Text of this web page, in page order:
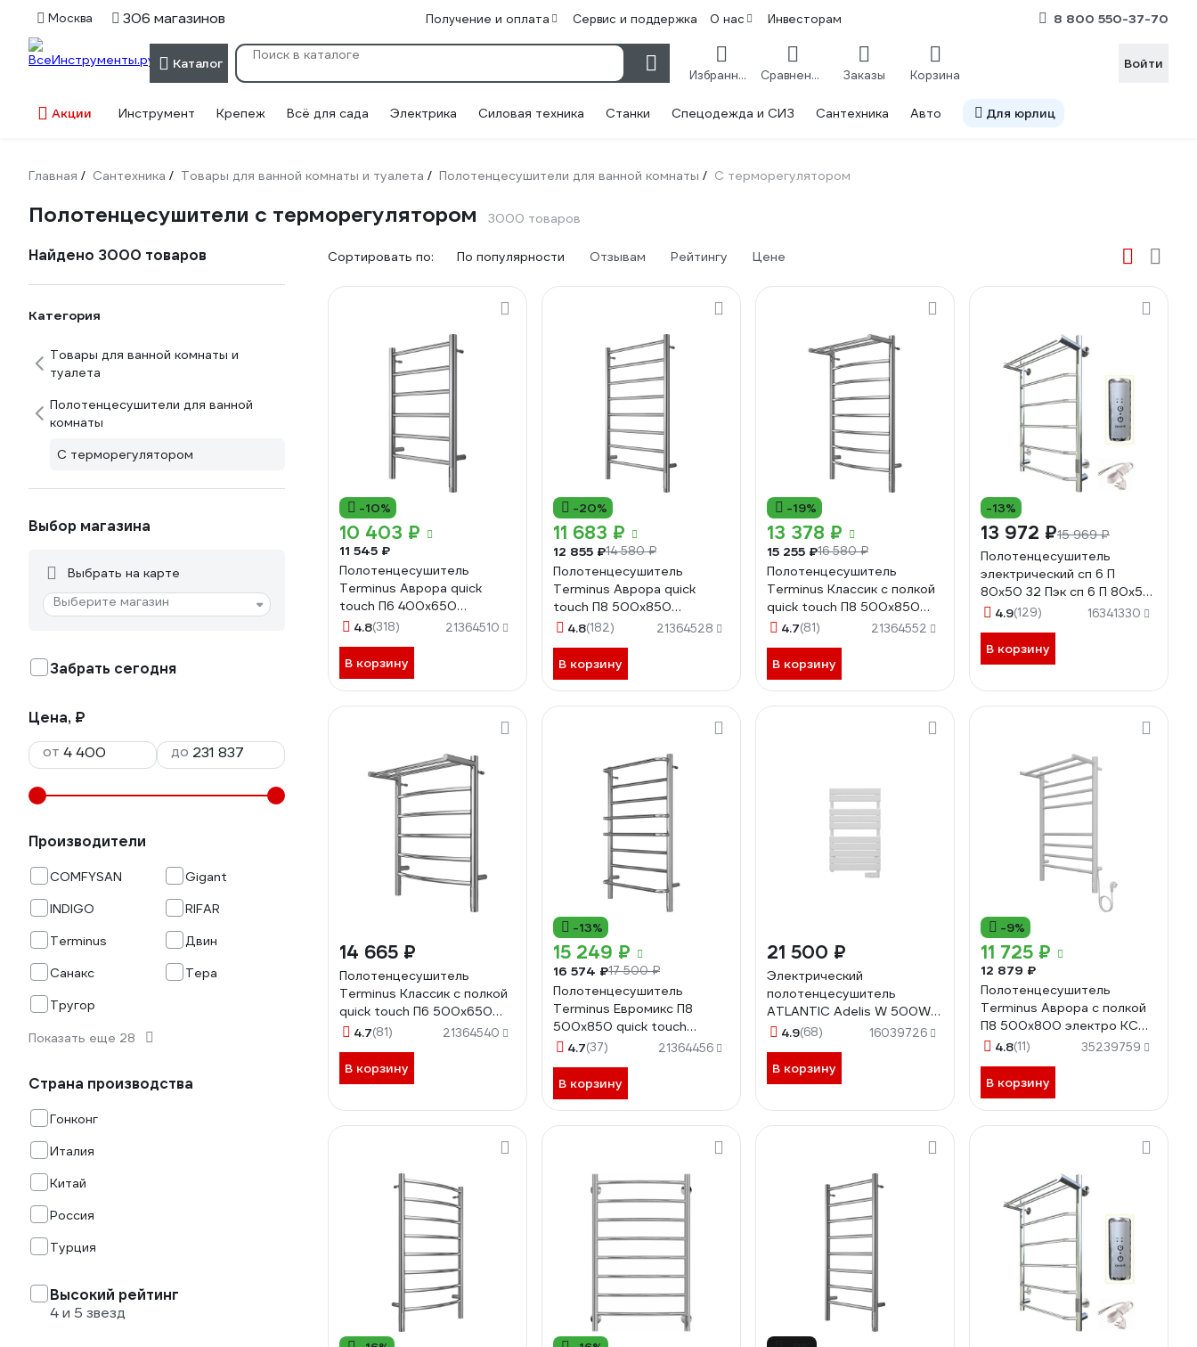
Москва 306 магазинов Получение и оплата Сервис и поддержка О нас Инвесторам 8 800 550-37-70
Каталог
Избранное Сравнение Заказы Корзина
Войти
Акции Инструмент Крепеж Всё для сада Электрика Силовая техника Станки Спецодежда и СИЗ Сантехника Авто Для юрлиц
Главная / Сантехника / Товары для ванной комнаты и туалета / Полотенцесушители для ванной комнаты / С терморегулятором
Полотенцесушители с терморегулятором 3000 товаров
Найдено 3000 товаров
Категория
Товары для ванной комнаты и
туалета
Полотенцесушители для ванной
комнаты
С терморегулятором
Выбор магазина
Выбрать на карте
Выберите магазин
Забрать сегодня
Цена, ₽
от
до
Производители
COMFYSAN
Gigant
INDIGO
RIFAR
Terminus
Двин
Санакс
Тера
Тругор
Показать еще 28
Страна производства
Гонконг
Италия
Китай
Россия
Турция
Высокий рейтинг
4 и 5 звезд
Сортировать по: По популярности Отзывам Рейтингу Цене
-10%
10 403 ₽
11 545 ₽
Полотенцесушитель
Terminus Аврора quick
touch П6 400x650
4670078531148
4.8(318) 21364510
В корзину
-20%
11 683 ₽
12 855 ₽14 580 ₽
Полотенцесушитель
Terminus Аврора quick
touch П8 500x850
4670078531179
4.8(182) 21364528
В корзину
-19%
13 378 ₽
15 255 ₽16 580 ₽
Полотенцесушитель
Terminus Классик с полкой
quick touch П8 500x850
4670078531414
4.7(81) 21364552
В корзину
-13%
13 972 ₽15 969 ₽
Полотенцесушитель
электрический сп 6 П
80х50 32 Пэк сп 6 П 80х50
32 Тругор 00267364 00-
4.9(129) 16341330
В корзину
14 665 ₽
Полотенцесушитель
Terminus Классик с полкой
quick touch П6 500x650
4670078531391
4.7(81) 21364540
В корзину
-13%
15 249 ₽
16 574 ₽17 500 ₽
Полотенцесушитель
Terminus Евромикс П8
500x850 quick touch
4670078531292
4.7(37) 21364456
В корзину
21 500 ₽
Электрический
полотенцесушитель
ATLANTIC Adelis W 500W
002038 002238
4.9(68) 16039726
В корзину
-9%
11 725 ₽
12 879 ₽
Полотенцесушитель
Terminus Аврора с полкой
П8 500x800 электро КС
9003 матовый
4.8(11) 35239759
В корзину